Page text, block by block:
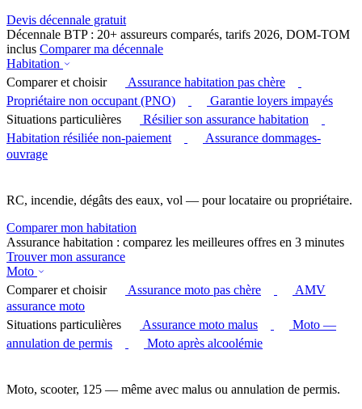
Devis décennale gratuit
Décennale BTP : 20+ assureurs comparés, tarifs 2026, DOM-TOM
inclus Comparer ma décennale
Habitation
Comparer et choisir
Assurance habitation pas chère
Propriétaire non occupant (PNO)
Garantie loyers impayés
Situations particulières
Résilier son assurance habitation
Habitation résiliée non-paiement
Assurance dommages-
ouvrage
RC, incendie, dégâts des eaux, vol — pour locataire ou propriétaire.
Comparer mon habitation
Assurance habitation : comparez les meilleures offres en 3 minutes
Trouver mon assurance
Moto
Comparer et choisir
Assurance moto pas chère
AMV
assurance moto
Situations particulières
Assurance moto malus
Moto —
annulation de permis
Moto après alcoolémie
Moto, scooter, 125 — même avec malus ou annulation de permis.